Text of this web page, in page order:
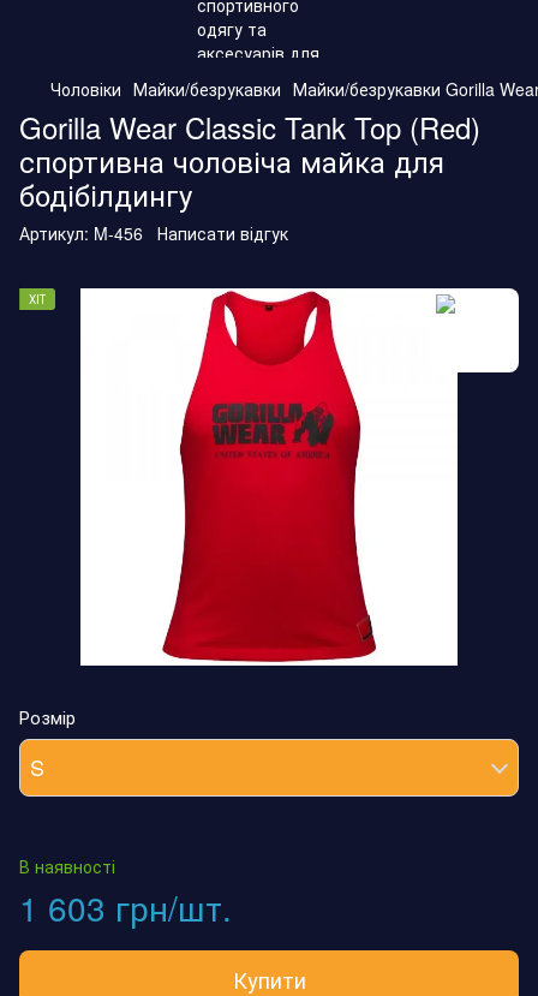
Чоловіки Майки/безрукавки Майки/безрукавки Gorilla
Gorilla Wear Classic Tank Top (Red)
спортивна чоловіча майка для
бодібілдингу
Артикул: M-456 Написати відгук
ХІТ
Розмір
S
В наявності
1 603 грн/шт.
Купити